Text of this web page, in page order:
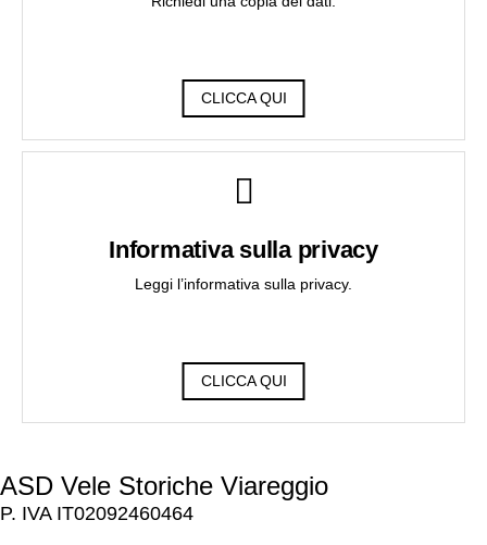
CLICCA QUI
Informativa sulla privacy
Leggi l’informativa sulla privacy.
CLICCA QUI
ASD Vele Storiche Viareggio
P. IVA IT02092460464